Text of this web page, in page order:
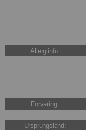
Allergiinfo:
Förvaring:
Ursprungsland: